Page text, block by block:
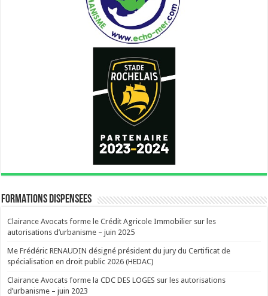
FORMATIONS DISPENSEES
Clairance Avocats forme le Crédit Agricole Immobilier sur les
autorisations d’urbanisme – juin 2025
Me Frédéric RENAUDIN désigné président du jury du Certificat de
spécialisation en droit public 2026 (HEDAC)
Clairance Avocats forme la CDC DES LOGES sur les autorisations
d’urbanisme – juin 2023